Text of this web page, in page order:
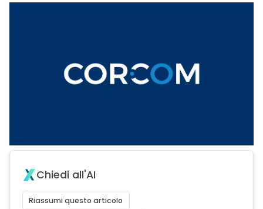
Chiedi all'AI
Riassumi questo articolo